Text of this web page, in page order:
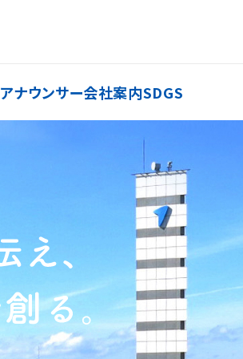
アナウンサー会社案内SDGS